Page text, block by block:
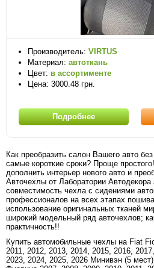
Производитель: VIRTUS
Материал: автоткань
Цвет: в ассортименте
Цена: 3000.48 грн.
Подробнее
Как преобразить салон Вашего авто
самые короткие сроки? Проще
дополнить интерьер нового авто и
Авточехлы от Лаборатории Автодекора
совместимость чехла с сидениями
профессионалов на всех этапах
использование оригинальных тканей
широкий модельный ряд авточехлов;
практичность!!
Купить автомобильные чехлы на Fiat
2011, 2012, 2013, 2014, 2015, 2016,
2023, 2024, 2025, 2026 Минивэн (5